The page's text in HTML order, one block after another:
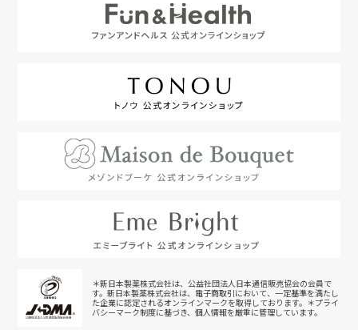
＊新日本製薬株式会社は、公益社団法人日本通信販売協会の会員で
す。新日本製薬株式会社は、電子商取引において、一定基準を満たし
た企業に認定されるオンラインマークを取得しております。＊プライ
バシーマーク制度に基づき、個人情報を厳重に管理しています。